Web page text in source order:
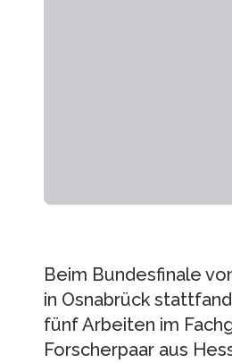
Beim Bundesfinale
in Osnabrück
fünf Arbeiten im
Forscherpaar aus